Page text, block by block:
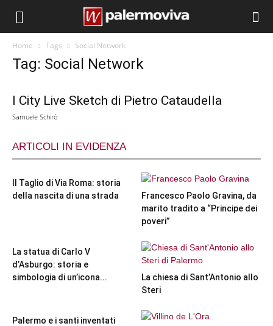
Home Tags Social Network
Tag: Social Network
I City Live Sketch di Pietro Cataudella
Samuele Schirò
ARTICOLI IN EVIDENZA
Il Taglio di Via Roma: storia
della nascita di una strada
Francesco Paolo Gravina, da
marito tradito a “Principe dei
poveri”
La statua di Carlo V
d’Asburgo: storia e
simbologia di un’icona...
La chiesa di Sant’Antonio allo
Steri
Palermo e i santi inventati